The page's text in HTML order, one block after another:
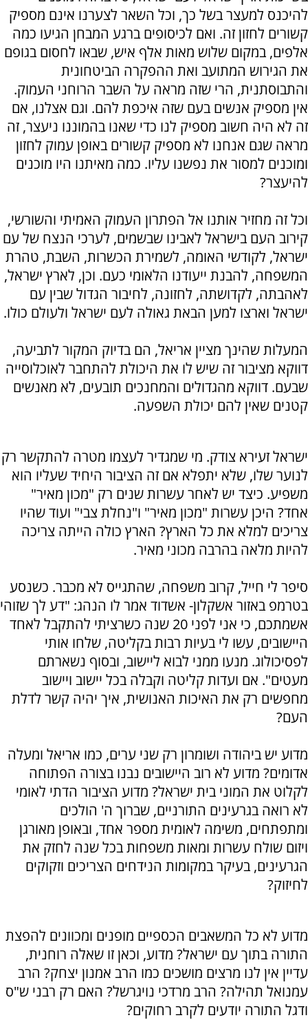
להיכנס למעצר בשל כך, וכל השאר לצערנו אינם מספיק
קשורים לחזון זה. ואם לכיסופים ברגע המבחן הגיעו כמה
אלפים, במקום שלוש מאות אלף איש, שבאו לחסום בגופם
את הגירוש המתועב ואת ההפקרה הביטחונית
והתבוסתנית, הרי שזה מראה על השבר הרוחני העמוק.
אין מספיק אנשים בעם שזה איכפת להם. וגם אצלנו, אם
זה לא היה חשוב מספיק לנו כדי שאנו בהמוננו ניעצר, זה
מראה שגם אנחנו לא מספיק קשורים באופן עמוק לחזון
ומוכנים למסור את נפשנו עליו. כמה מאיתנו היו מוכנים
להיעצר?
וכל זה מחזיר אותנו אל הפתרון העמוק האמיתי והשורשי,
קירוב העם בישראל לאבינו שבשמים, לערכי הנצח של עם
ישראל, לקודשי האומה, לשמירת הכשרות, השבת, טהרת
המשפחה, להבנת ייעודנו הלאומי כעם. וכן, לארץ ישראל,
לאהבתה, לקדושתה, לחזונה, לחיבור הגדול שבין עם
ישראל וארצו למען הבאת גאולה לעם ישראל ולעולם כולו.
המעלות שהינך מציין אריאל, הם בדיוק המקור לתביעה,
דווקא מציבור זה שיש לו את היכולת להתחבר לאוכלוסייה
שבעם. דווקא מהגדולים והמחנכים תובעים, לא מאנשים
קטנים שאין להם יכולת השפעה.
ישראל זעירא צודק. מי שמגדיר לעצמו מטרה להתקשר רק
לנוער שלו, שלא יתפלא אם זה הציבור היחיד שעליו הוא
משפיע. כיצד יש לאחר עשרות שנים רק "מכון מאיר"
אחד? היכן עשרות "מכון מאיר" ו"נחלת צבי" ועוד שהיו
צריכים למלא את כל הארץ? הארץ כולה הייתה צריכה
להיות מלאה בהרבה מכוני מאיר.
סיפר לי חייל, קרוב משפחה, שהתגייס לא מכבר. כשנסע
בטרמפ באזור אשקלון- אשדוד אמר לו הנהג: "דע לך שזוהי
אשמתכם, כי אני לפני 20 שנה כשרציתי להתקבל לאחד
היישובים, עשו לי בעיות רבות בקליטה, שלחו אותי
לפסיכולוג. מנעו ממני לבוא ליישוב, ובסוף נשארתם
מעטים". אם ועדות קליטה וקבלה בכל יישוב ויישוב
מחפשים רק את האיכות האנושית, איך יהיה קשר לדלת
העם?
מדוע יש ביהודה ושומרון רק שני ערים, כמו אריאל ומעלה
אדומים? מדוע לא רוב היישובים נבנו בצורה הפתוחה
לקלוט את המוני בית ישראל? מדוע הציבור הדתי לאומי
לא רואה בגרעינים התורניים, שברוך ה' הולכים
ומתפתחים, משימה לאומית מספר אחד, ובאופן מאורגן
ויזום שולח עשרות ומאות משפחות בכל שנה לחזק את
הגרעינים, בעיקר במקומות הנידחים הצריכים וזקוקים
לחיזוק?
מדוע לא כל המשאבים הכספיים מופנים ומכוונים להפצת
התורה בתוך עם ישראל? מדוע, וכאן זו שאלה רוחנית,
עדיין אין לנו מרצים מושכים כמו הרב אמנון יצחק? הרב
עמנואל תהילה? הרב מרדכי נויגרשל? האם רק רבני ש"ס
ודגל התורה יודעים לקרב רחוקים?